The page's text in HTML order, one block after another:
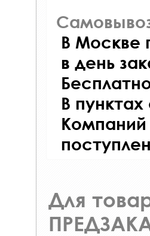
В Москве
в день
В
Компаний
Для